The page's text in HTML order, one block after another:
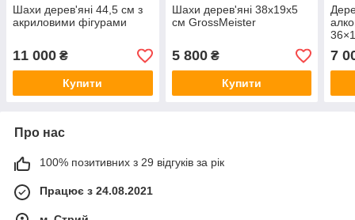
Шахи дерев'яні 44,5 см з
акриловими фігурами
11 000 ₴
Купити
Шахи дерев'яні 38х19х5
см GrossMeister
5 800₴
Купити
7
Про нас
100% позитивних з 29 відгуків за рік
Працює з 24.08.2021